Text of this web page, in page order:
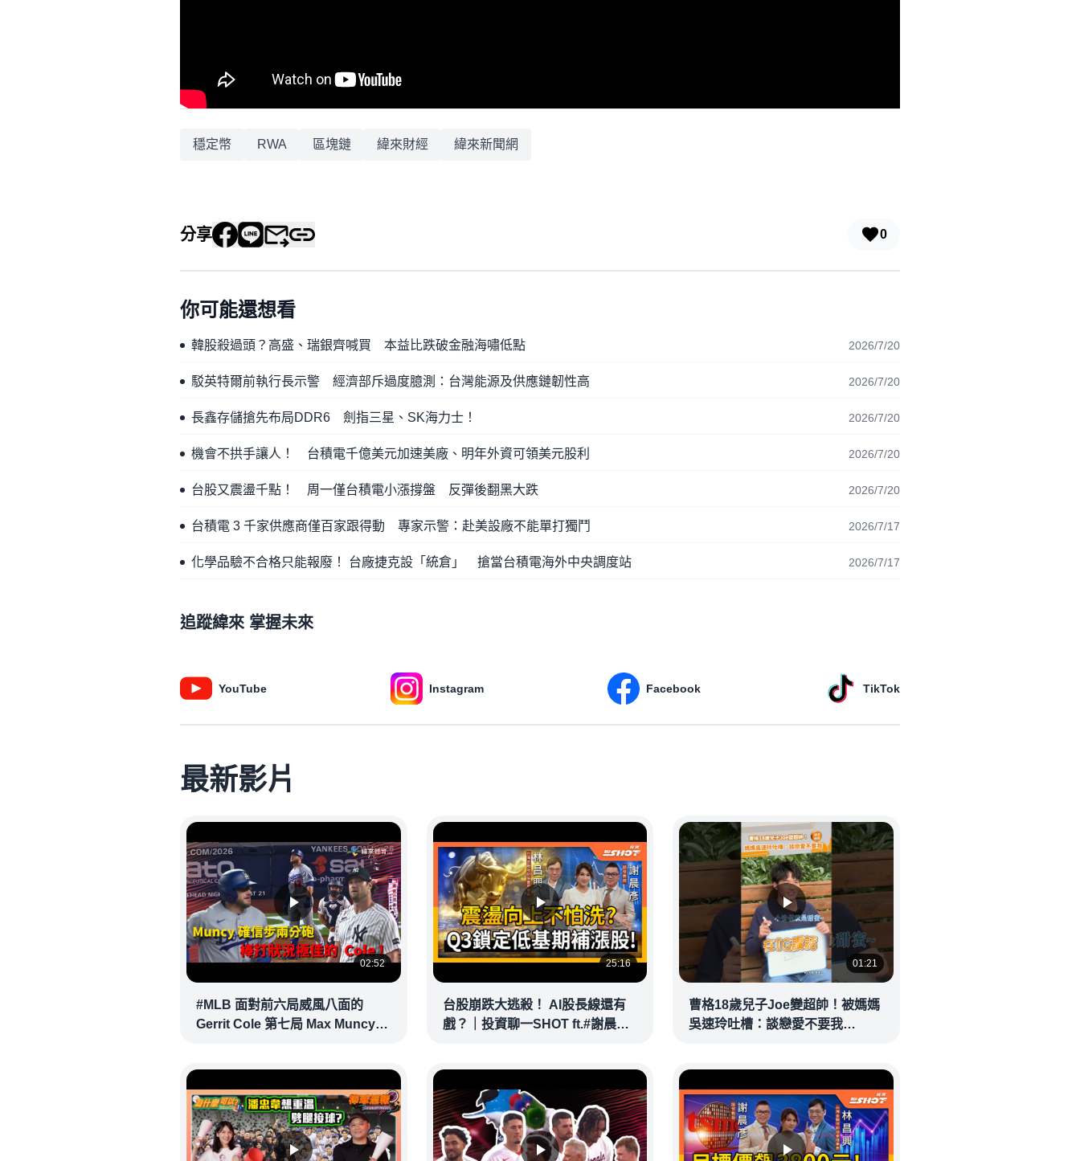
穩定幣 RWA 區塊鏈 緯來財經 緯來新聞網
分享 0
你可能還想看
韓股殺過頭？高盛、瑞銀齊喊買 本益比跌破金融海嘯低點 2026/7/20
駁英特爾前執行長示警 經濟部斥過度臆測：台灣能源及供應鏈韌性高 2026/7/20
長鑫存儲搶先布局DDR6 劍指三星、SK海力士！ 2026/7/20
機會不拱手讓人！ 台積電千億美元加速美廠、明年外資可領美元股利 2026/7/20
台股又震盪千點！ 周一僅台積電小漲撐盤 反彈後翻黑大跌 2026/7/20
台積電 3 千家供應商僅百家跟得動 專家示警：赴美設廠不能單打獨鬥 2026/7/17
化學品驗不合格只能報廢！ 台廠捷克設「統倉」 搶當台積電海外中央調度站 2026/7/17
追蹤緯來 掌握未來
YouTube Instagram Facebook TikTok
最新影片
02:52
#MLB 面對前六局威風八面的
Gerrit Cole 第七局 Max Muncy
25:16
台股崩跌大逃殺！ AI股長線還有
戲？｜投資聊一SHOT ft.#謝晨彥
01:21
曹格18歲兒子Joe變超帥！被媽媽
吳速玲吐槽：談戀愛不要我